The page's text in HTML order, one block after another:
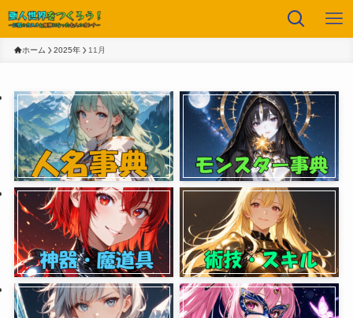
ホーム 2025年 11月